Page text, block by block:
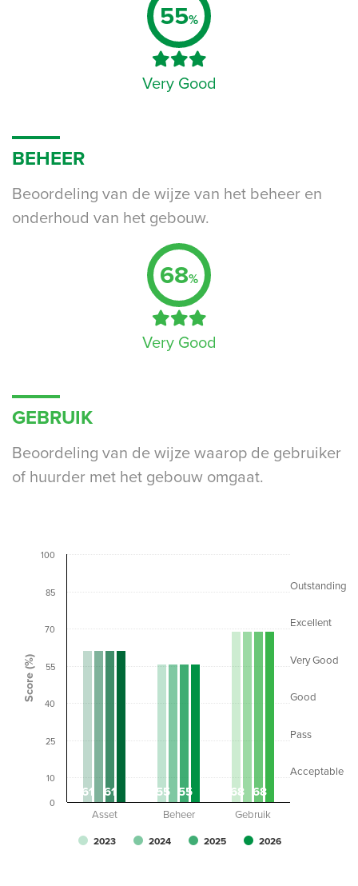
55%
Very Good
BEHEER
Beoordeling van de wijze van het beheer en
onderhoud van het gebouw.
68%
Very Good
GEBRUIK
Beoordeling van de wijze waarop de gebruiker
of huurder met het gebouw omgaat.
Acceptable
Pass
Good
Very Good
Excellent
Outstanding
Score (%)
61 55 68
61 55 68
2023 2024 2025 2026
Asset Beheer Gebruik
0
10
25
40
55
70
85
100